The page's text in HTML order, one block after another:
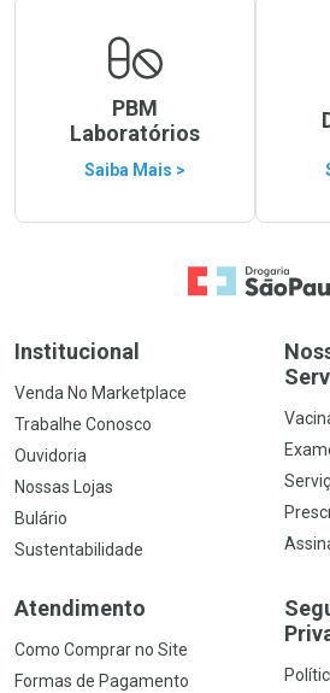
PBM
Laboratórios
Saiba Mais >
Ir para a Home
Institucional
Venda No Marketplace
Trabalhe Conosco
Ouvidoria
Nossas Lojas
Bulário
Sustentabilidade
Atendimento
Como Comprar no Site
Formas de Pagamento